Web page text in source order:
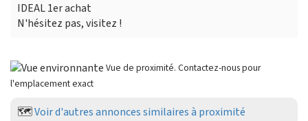
IDEAL 1er achat
N'hésitez pas, visitez !
Vue de proximité. Contactez-nous pour
l'emplacement exact
🗺️Voir d'autres annonces similaires à proximité